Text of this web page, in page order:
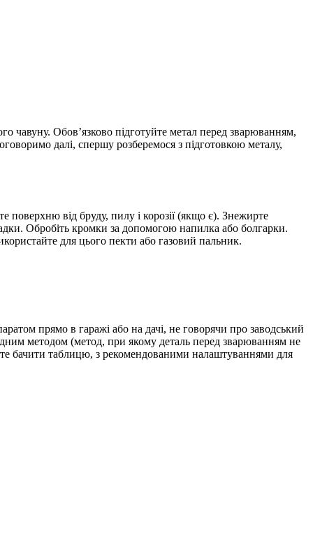
чавуну. Обов’язково підготуйте метал перед зварюванням,
далі, спершу розберемося з підготовкою металу,
поверхню від бруду, пилу і корозії (якщо є). Знежирте
Обробіть кромки за допомогою напилка або болгарки.
для цього пекти або газовий пальник.
прямо в гаражі або на дачі, не говорячи про заводський
методом (метод, при якому деталь перед зварюванням не
бачити таблицю, з рекомендованими налаштуваннями для